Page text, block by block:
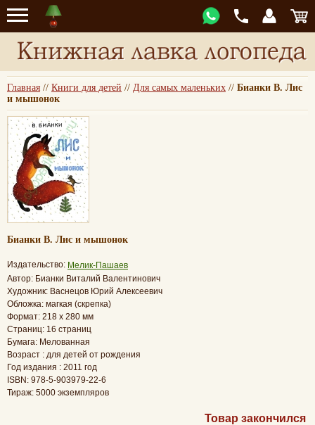
Главная // Книги для детей // Для самых маленьких // Бианки В. Лис
и мышонок
Бианки В. Лис и мышонок
Издательство: Мелик-Пашаев
Автор: Бианки Виталий Валентинович
Художник: Васнецов Юрий Алексеевич
Обложка: магкая (скрепка)
Формат: 218 х 280 мм
Страниц: 16 страниц
Бумага: Мелованная
Возраст : для детей от рождения
Год издания : 2011 год
ISBN: 978-5-903979-22-6
Тираж: 5000 экземпляров
Товар закончился